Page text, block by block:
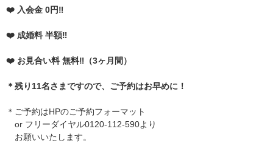
❤️ 入会金 0円‼️
❤️ 成婚料 半額‼️
❤️ お見合い料 無料‼️（3ヶ月間）
＊残り11名さまですので、ご予約はお早めに！
＊ご予約はHPのご予約フォーマット
or フリーダイヤル0120-112-590より
お願いいたします。